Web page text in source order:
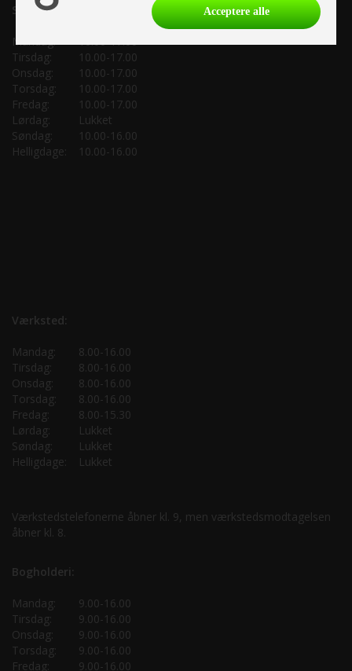
Salgsafdeling:
Mandag:
Tirsdag:
10.00-17.00
Onsdag:
10.00-17.00
Torsdag:
10.00-17.00
Fredag:
10.00-17.00
Lørdag:
Lukket
Søndag:
10.00-16.00
Helligdage:
10.00-16.00
Værksted:
Mandag:
8.00-16.00
Tirsdag:
8.00-16.00
Onsdag:
8.00-16.00
Torsdag:
8.00-16.00
Fredag:
8.00-15.30
Lørdag:
Lukket
Søndag:
Lukket
Helligdage:
Lukket
Værkstedstelefonerne åbner kl. 9, men værkstedsmodtagelsen
åbner kl. 8.
Bogholderi:
Mandag:
9.00-16.00
Tirsdag:
9.00-16.00
Onsdag:
9.00-16.00
Torsdag:
9.00-16.00
Fredag:
9.00-16.00
Acceptere alle